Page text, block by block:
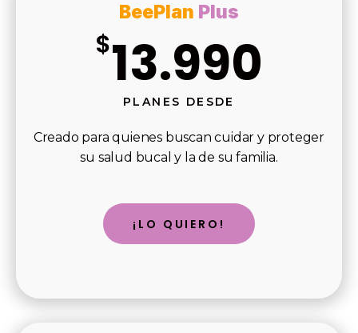
BeePlan Plus
$13.990
PLANES DESDE
Creado para quienes buscan cuidar y proteger
su salud bucal y la de su familia.
¡LO QUIERO!